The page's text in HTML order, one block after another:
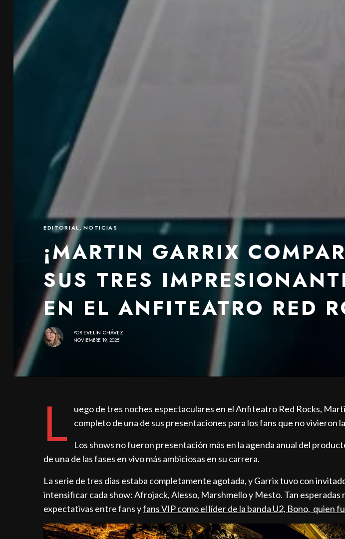
EDITORIAL,NOTICIAS
¡MARTIN GARRIX
SUS TRES
EN EL ANFITEATRO RED
POR EVELIN CHÁVEZ
NOVIEMBRE 19, 2025
L
uego de tres noches espectaculares en el Anfiteatro Red Rocks,
completo de una de sus presentaciones para los fans que no vivieron
Los shows no fueron presentación más en la agenda anual del
de una de las fases en vivo más ambiciosas en su carrera.
La serie de tres días estaba completamente agotada, y Garrix tuvo con
intensificar cada show: Afrojack, Alesso, Marshmello y Mesto. Tan esperadas
expectativas entre fans yfans VIP como el líder de la banda U2, Bono, quien